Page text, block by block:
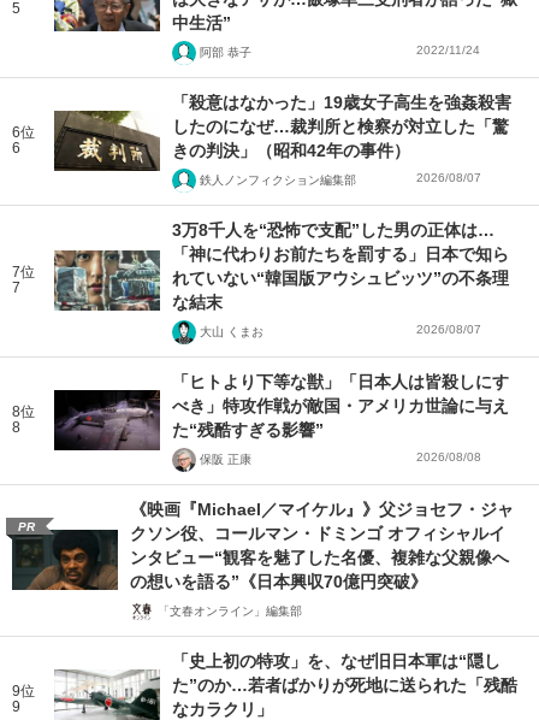
5
中生活”
阿部 恭子 2022/11/24
6位
6
「殺意はなかった」19歳女子高生を強姦殺害
したのになぜ…裁判所と検察が対立した「驚
きの判決」（昭和42年の事件）
鉄人ノンフィクション編集部 2026/08/07
7位
7
3万8千人を“恐怖で支配”した男の正体は…
「神に代わりお前たちを罰する」日本で知ら
れていない“韓国版アウシュビッツ”の不条理
な結末
大山 くまお 2026/08/07
8位
8
「ヒトより下等な獣」「日本人は皆殺しにす
べき」特攻作戦が敵国・アメリカ世論に与え
た“残酷すぎる影響”
保阪 正康 2026/08/08
PR
《映画『Michael／マイケル』》父ジョセフ・ジャ
クソン役、コールマン・ドミンゴ オフィシャルイ
ンタビュー“観客を魅了した名優、複雑な父親像へ
の想いを語る”《日本興収70億円突破》
「文春オンライン」編集部
9位
9
「史上初の特攻」を、なぜ旧日本軍は“隠し
た”のか…若者ばかりが死地に送られた「残酷
なカラクリ」